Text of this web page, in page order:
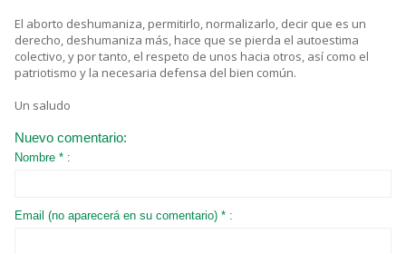
El aborto deshumaniza, permitirlo, normalizarlo, decir que es un
derecho, deshumaniza más, hace que se pierda el autoestima
colectivo, y por tanto, el respeto de unos hacia otros, así como el
patriotismo y la necesaria defensa del bien común.
Un saludo
Nuevo comentario:
Nombre * :
Email (no aparecerá en su comentario) * :